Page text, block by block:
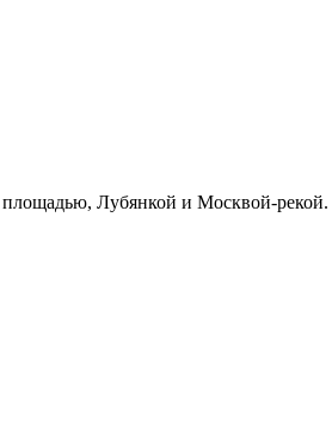
Лубянкой и Москвой-рекой.